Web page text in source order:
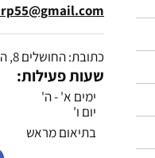
כתובת: החושלים 8, הרצליה
שעות פעילות:
ימים א' - ה'
יום ו'
בתיאום מראש